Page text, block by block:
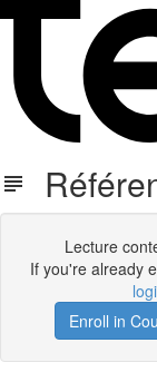
Lecture
If you're already
Enroll in